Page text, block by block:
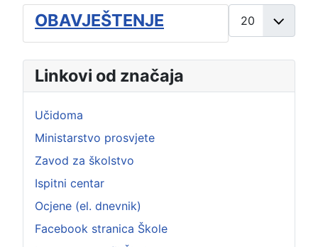
OBAVJEŠTENJE
Linkovi od značaja
Učidoma
Ministarstvo prosvjete
Zavod za školstvo
Ispitni centar
Ocjene (el. dnevnik)
Facebook stranica Škole